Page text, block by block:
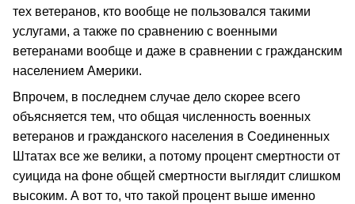
тех ветеранов, кто вообще не пользовался такими
услугами, а также по сравнению с военными
ветеранами вообще и даже в сравнении с гражданским
населением Америки.
Впрочем, в последнем случае дело скорее всего
объясняется тем, что общая численность военных
ветеранов и гражданского населения в Соединенных
Штатах все же велики, а потому процент смертности от
суицида на фоне общей смертности выглядит слишком
высоким. А вот то, что такой процент выше именно